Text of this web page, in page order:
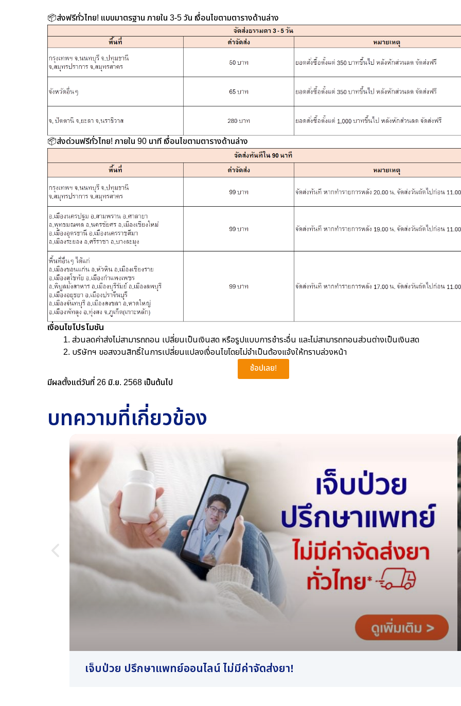
📦ส่งฟรีทั่วไทย! แบบมาตรฐาน ภายใน 3-5 วัน เงื่อนไขตามตารางด้านล่าง
📦ส่งด่วนฟรีทั่วไทย! ภายใน 90 นาที เงื่อนไขตามตารางด้านล่าง
เงื่อนไขโปรโมชัน
ส่วนลดค่าส่งไม่สามารถถอน เปลี่ยนเป็นเงินสด หรือรูปแบบการชำระอื่น และไม่สามารถทอนส่วนต่างเป็นเงินสด
บริษัทฯ ขอสงวนสิทธิ์ในการเปลี่ยนแปลงเงื่อนไขโดยไม่จำเป็นต้องแจ้งให้ทราบล่วงหน้า
ช้อปเลย!
มีผลตั้งแต่วันที่ 26 มิ.ย. 2568 เป็นต้นไป
บทความที่เกี่ยวข้อง
เจ็บป่วย ปรึกษาแพทย์ออนไลน์ ไม่มีค่าจัดส่งยา!